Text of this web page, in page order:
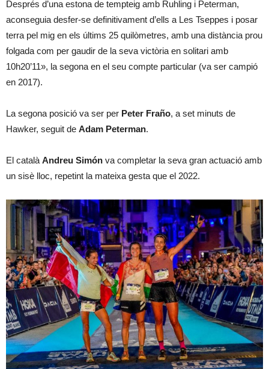
Després d’una estona de tempteig amb Ruhling i Peterman,
aconseguia desfer-se definitivament d’ells a Les Tseppes i posar
terra pel mig en els últims 25 quilòmetres, amb una distància prou
folgada com per gaudir de la seva victòria en solitari amb
10h20’11», la segona en el seu compte particular (va ser campió
en 2017).
La segona posició va ser per Peter Fraño, a set minuts de
Hawker, seguit de Adam Peterman.
El català Andreu Simón va completar la seva gran actuació amb
un sisè lloc, repetint la mateixa gesta que el 2022.